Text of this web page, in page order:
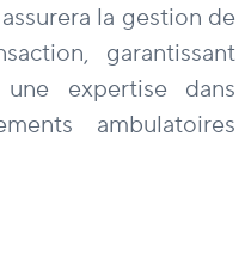
la gestion de
garantissant
expertise dans
ambulatoires